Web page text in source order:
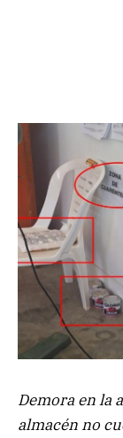
Demora en la
almacén no